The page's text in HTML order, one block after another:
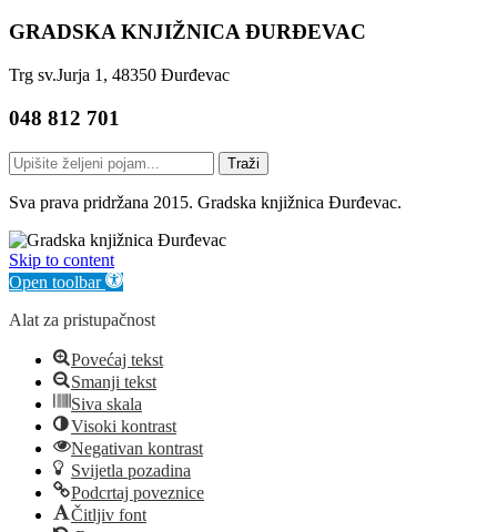
GRADSKA KNJIŽNICA ĐURĐEVAC
Trg sv.Jurja 1, 48350 Đurđevac
048 812 701
Traži
Sva prava pridržana 2015. Gradska knjižnica Đurđevac.
Skip to content
Open toolbar
Alat za pristupačnost
Povećaj tekst
Smanji tekst
Siva skala
Visoki kontrast
Negativan kontrast
Svijetla pozadina
Podcrtaj poveznice
Čitljiv font